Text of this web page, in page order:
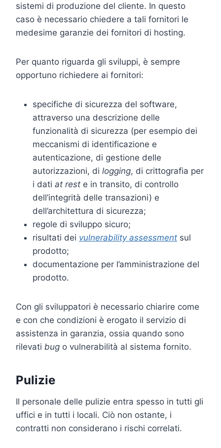
sistemi di produzione del cliente. In questo
caso è necessario chiedere a tali fornitori le
medesime garanzie dei fornitori di hosting.
Per quanto riguarda gli sviluppi, è sempre
opportuno richiedere ai fornitori:
specifiche di sicurezza del software,
attraverso una descrizione delle
funzionalità di sicurezza (per esempio dei
meccanismi di identificazione e
autenticazione, di gestione delle
autorizzazioni, di logging, di crittografia per
i dati at rest e in transito, di controllo
dell’integrità delle transazioni) e
dell’architettura di sicurezza;
regole di sviluppo sicuro;
risultati dei vulnerability assessment sul
prodotto;
documentazione per l’amministrazione del
prodotto.
Con gli sviluppatori è necessario chiarire come
e con che condizioni è erogato il servizio di
assistenza in garanzia, ossia quando sono
rilevati bug o vulnerabilità al sistema fornito.
Pulizie
Il personale delle pulizie entra spesso in tutti gli
uffici e in tutti i locali. Ciò non ostante, i
contratti non considerano i rischi correlati.